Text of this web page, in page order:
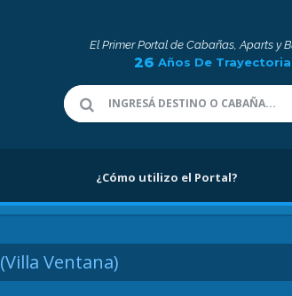
El Primer Portal de Cabañas, Aparts y
26 Años De
¿Cómo utilizo el Portal?
(Villa Ventana)